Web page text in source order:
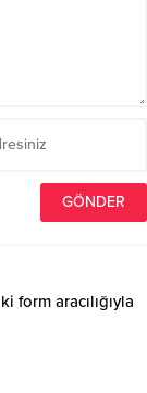
form aracılığıyla